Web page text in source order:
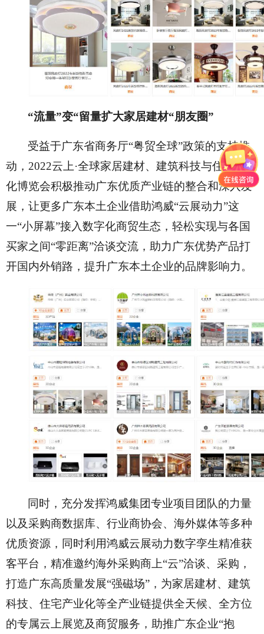
“流量”变“留量扩大家居建材“朋友圈”
受益于广东省商务厅“粤贸全球”政策的支持推
动，2022云上·全球家居建材、建筑科技与住宅产业
化博览会积极推动广东优质产业链的整合和深入发
展，让更多广东本土企业借助鸿威“云展动力”这
一“小屏幕”接入数字化商贸生态，轻松实现与各国
买家之间“零距离”洽谈交流，助力广东优势产品打
开国内外销路，提升广东本土企业的品牌影响力。
同时，充分发挥鸿威集团专业项目团队的力量
以及采购商数据库、行业商协会、海外媒体等多种
优质资源，同时利用鸿威云展动力数字孪生精准获
客平台，精准邀约海外采购商上“云”洽谈、采购，
打造广东高质量发展“强磁场”，为家居建材、建筑
科技、住宅产业化等全产业链提供全天候、全方位
的专属云上展览及商贸服务，助推广东企业“抱